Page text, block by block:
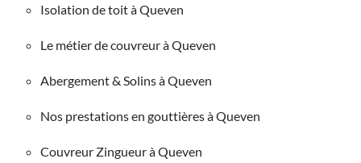
Isolation de toit à Queven
Le métier de couvreur à Queven
Abergement & Solins à Queven
Nos prestations en gouttières à Queven
Couvreur Zingueur à Queven